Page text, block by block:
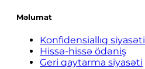
Məlumat
Konfidensiallıq siyasəti
Hissə-hissə ödəniş
Geri qaytarma siyasəti